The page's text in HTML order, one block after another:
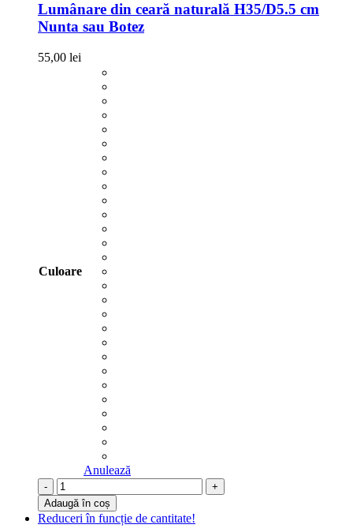
Lumânare din ceară naturală H35/D5.5 cm
Nunta sau Botez
55,00 lei
Culoare
Anulează
-
+
Adaugă în coș
Reduceri în funcție de cantitate!